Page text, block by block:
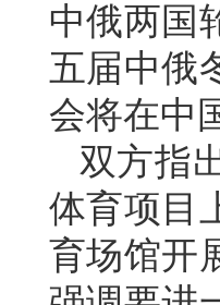
中俄两国
五届中俄
会将在中
双方指
体育项目
育场馆开